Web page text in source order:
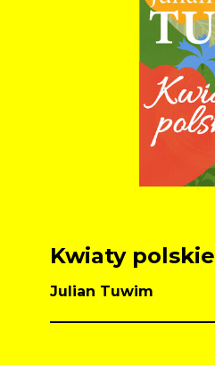
Kwiaty polskie
Julian Tuwim